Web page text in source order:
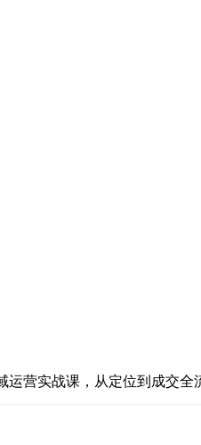
运营实战课，从定位到成交全